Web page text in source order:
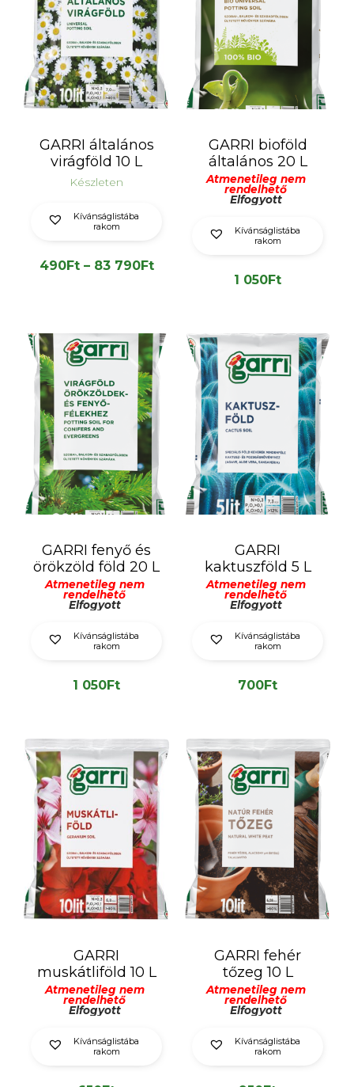
GARRI általános
virágföld 10 L
Készleten
Kívánságlistába
rakom
490Ft – 83 790FtÁrtartomány:
790Ft
GARRI bioföld
általános 20 L
Átmenetileg nem
rendelhető
Elfogyott
Kívánságlistába
rakom
1 050Ft
GARRI fenyő és
örökzöld föld 20 L
Átmenetileg nem
rendelhető
Elfogyott
Kívánságlistába
rakom
1 050Ft
GARRI
kaktuszföld 5 L
Átmenetileg nem
rendelhető
Elfogyott
Kívánságlistába
rakom
700Ft
GARRI
muskátliföld 10 L
Átmenetileg nem
rendelhető
Elfogyott
Kívánságlistába
rakom
GARRI fehér
tőzeg 10 L
Átmenetileg nem
rendelhető
Elfogyott
Kívánságlistába
rakom